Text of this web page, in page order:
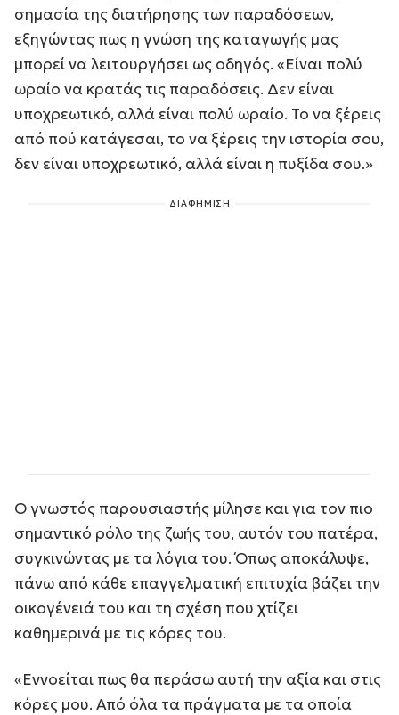
σημασία της διατήρησης των παραδόσεων,
εξηγώντας πως η γνώση της καταγωγής μας
μπορεί να λειτουργήσει ως οδηγός. «Είναι πολύ
ωραίο να κρατάς τις παραδόσεις. Δεν είναι
υποχρεωτικό, αλλά είναι πολύ ωραίο. Το να ξέρεις
από πού κατάγεσαι, το να ξέρεις την ιστορία σου,
δεν είναι υποχρεωτικό, αλλά είναι η πυξίδα σου.»
ΔΙΑΦΗΜΙΣΗ
Ο γνωστός παρουσιαστής μίλησε και για τον πιο
σημαντικό ρόλο της ζωής του, αυτόν του πατέρα,
συγκινώντας με τα λόγια του. Όπως αποκάλυψε,
πάνω από κάθε επαγγελματική επιτυχία βάζει την
οικογένειά του και τη σχέση που χτίζει
καθημερινά με τις κόρες του.
«Εννοείται πως θα περάσω αυτή την αξία και στις
κόρες μου. Από όλα τα πράγματα με τα οποία